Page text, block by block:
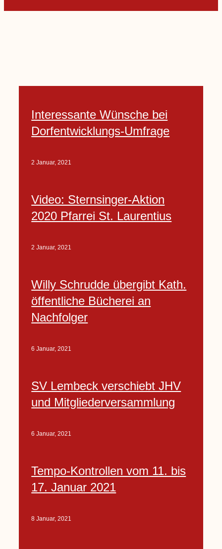
Interessante Wünsche bei
Dorfentwicklungs-Umfrage
2 Januar, 2021
Video: Sternsinger-Aktion
2020 Pfarrei St. Laurentius
2 Januar, 2021
Willy Schrudde übergibt Kath.
öffentliche Bücherei an
Nachfolger
6 Januar, 2021
SV Lembeck verschiebt JHV
und Mitgliederversammlung
6 Januar, 2021
Tempo-Kontrollen vom 11. bis
17. Januar 2021
8 Januar, 2021